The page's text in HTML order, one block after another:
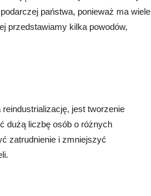
państwa, ponieważ ma wiele
przedstawiamy kilka powodów,
jest tworzenie
dużą liczbę osób o różnych
zatrudnienie i zmniejszyć